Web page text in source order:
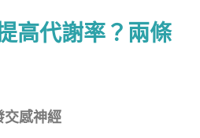
高代謝率？兩條
交感神經